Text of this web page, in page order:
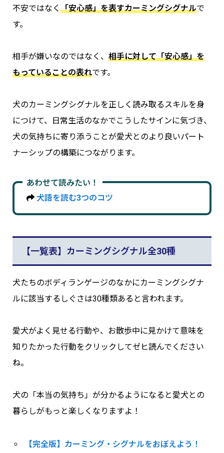
不安ではなく 「安心感」を表すカーミングシグナルで
す。
相手が嫌いなのではなく、 相手に対して「安心感」を
もっていることの表れです。
犬のカーミングシグナルを正しく読み取るスキルを身
につけて、日常生活のなかでこうしたサインに気づき、
犬の気持ちに寄り添うことが愛犬とのより良いパート
ナーシップの構築につながります。
あわせて読みたい ！
犬語を読む3つのコツ
【一覧表】カーミングシグナル全30種
犬たちのボディランゲージのなかにカーミングシグナ
ルに該当するしぐさは30種類あると言われます。
愛犬がよく見せる行動や、お散歩中に見かけて意味を
知りたかった行動をクリックしてゼヒ読んでください
ね。
犬の「本当の気持ち」が分かるようになると愛犬との
暮らしがもっと楽しくなりますよ！
【完全版】カーミング・シグナルをおぼえよう！